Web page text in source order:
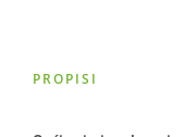
PROPISI